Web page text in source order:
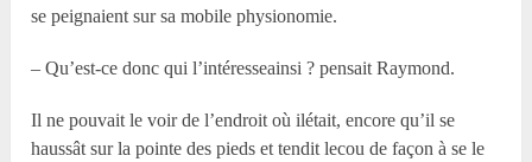
se peignaient sur sa mobile physionomie.
– Qu’est-ce donc qui l’intéresseainsi ? pensait Raymond.
Il ne pouvait le voir de l’endroit où ilétait, encore qu’il se
haussât sur la pointe des pieds et tendit lecou de façon à se le